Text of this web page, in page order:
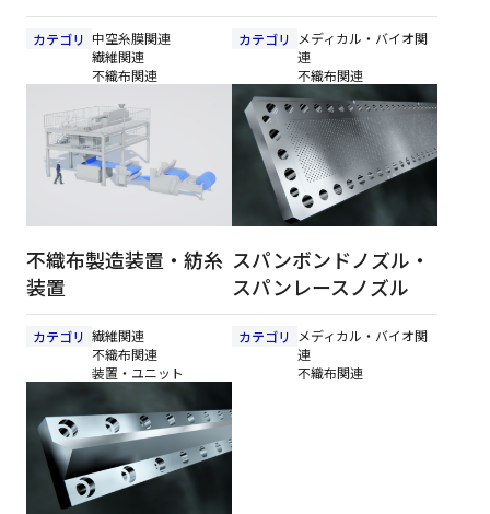
カテゴリ 中空糸膜関連
繊維関連
不織布関連
カテゴリ
メディカル・バイオ関
連
不織布関連
不織布製造装置・紡糸
装置
カテゴリ 繊維関連
不織布関連
装置・ユニット
スパンボンドノズル・
スパンレースノズル
カテゴリ
メディカル・バイオ関
連
不織布関連